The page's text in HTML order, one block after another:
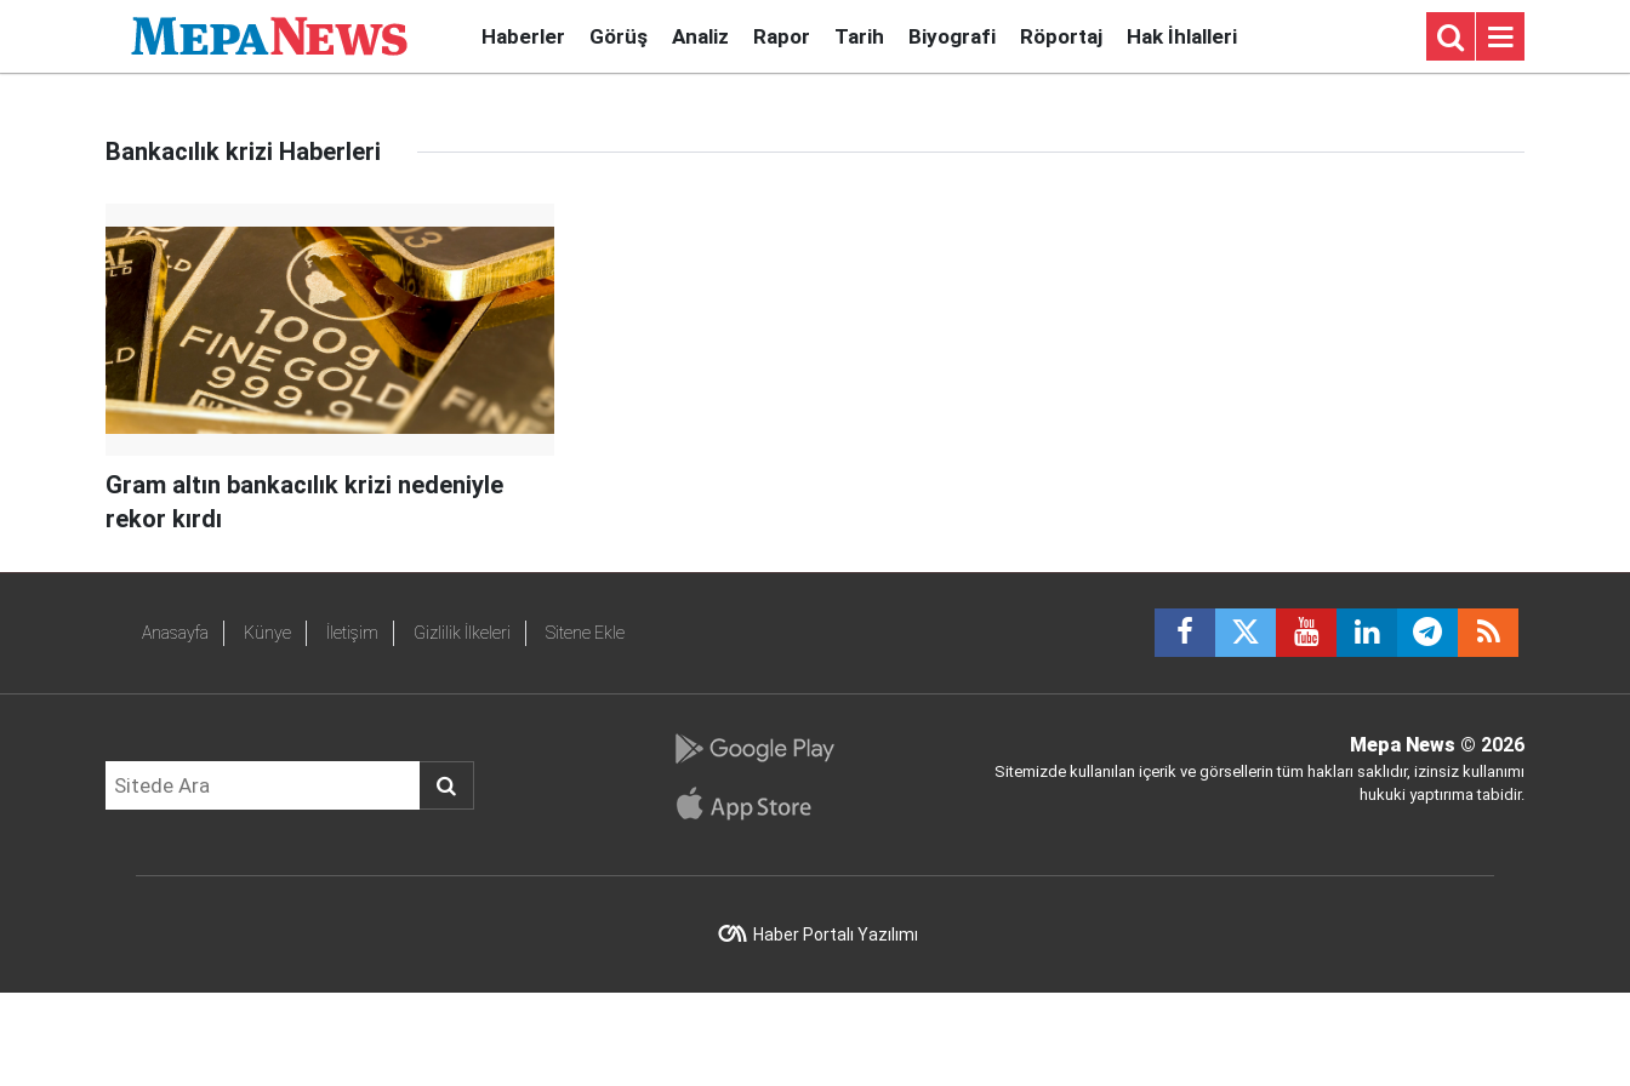
Haberler Görüş Analiz Rapor Tarih Biyografi Röportaj Hak İhlalleri
Bankacılık krizi Haberleri
Gram altın bankacılık krizi nedeniyle
rekor kırdı
Anasayfa Künye İletişim Gizlilik İlkeleri Sitene Ekle
Mepa News © 2026
Sitemizde kullanılan içerik ve görsellerin tüm hakları saklıdır, izinsiz kullanımı
hukuki yaptırıma tabidir.
Haber Portalı Yazılımı